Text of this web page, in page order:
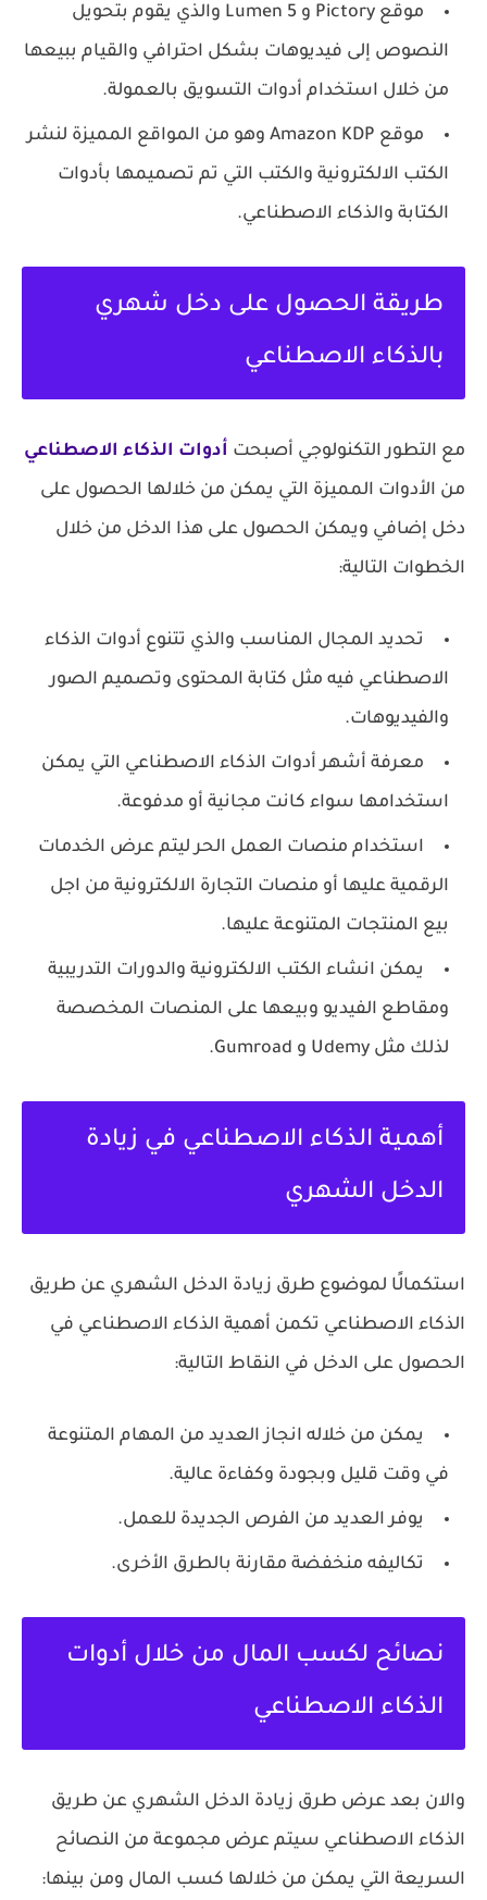
موقع Pictory و Lumen 5 والذي يقوم بتحويل
النصوص إلى فيديوهات بشكل احترافي والقيام ببيعها
من خلال استخدام أدوات التسويق بالعمولة.
موقع Amazon KDP وهو من المواقع المميزة لنشر
الكتب الالكترونية والكتب التي تم تصميمها بأدوات
الكتابة والذكاء الاصطناعي.
طريقة الحصول على دخل شهري
بالذكاء الاصطناعي
مع التطور التكنولوجي أصبحت أدوات الذكاء الاصطناعي
من الأدوات المميزة التي يمكن من خلالها الحصول على
دخل إضافي ويمكن الحصول على هذا الدخل من خلال
الخطوات التالية:
تحديد المجال المناسب والذي تتنوع أدوات الذكاء
الاصطناعي فيه مثل كتابة المحتوى وتصميم الصور
والفيديوهات.
معرفة أشهر أدوات الذكاء الاصطناعي التي يمكن
استخدامها سواء كانت مجانية أو مدفوعة.
استخدام منصات العمل الحر ليتم عرض الخدمات
الرقمية عليها أو منصات التجارة الالكترونية من اجل
بيع المنتجات المتنوعة عليها.
يمكن انشاء الكتب الالكترونية والدورات التدريبية
ومقاطع الفيديو وبيعها على المنصات المخصصة
لذلك مثل Udemy و Gumroad.
أهمية الذكاء الاصطناعي في زيادة
الدخل الشهري
استكمالًا لموضوع طرق زيادة الدخل الشهري عن طريق
الذكاء الاصطناعي تكمن أهمية الذكاء الاصطناعي في
الحصول على الدخل في النقاط التالية:
يمكن من خلاله انجاز العديد من المهام المتنوعة
في وقت قليل وبجودة وكفاءة عالية.
يوفر العديد من الفرص الجديدة للعمل.
تكاليفه منخفضة مقارنة بالطرق الأخرى.
نصائح لكسب المال من خلال أدوات
الذكاء الاصطناعي
والان بعد عرض طرق زيادة الدخل الشهري عن طريق
الذكاء الاصطناعي سيتم عرض مجموعة من النصائح
السريعة التي يمكن من خلالها كسب المال ومن بينها: